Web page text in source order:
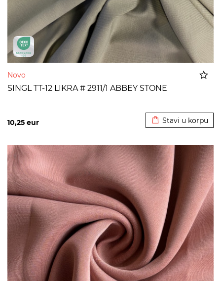
Novo
SINGL TT-12 LIKRA # 2911/1 ABBEY STONE
10,25 eur Stavi u korpu